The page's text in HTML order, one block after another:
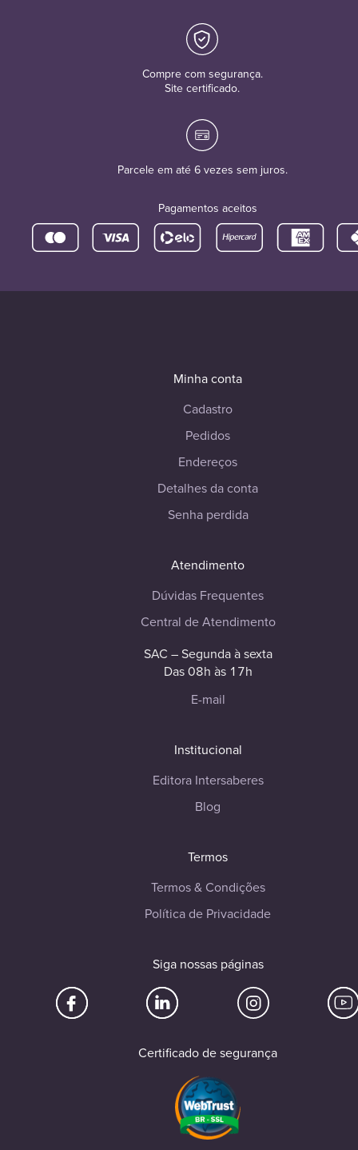
Compre com segurança.
Site certificado.
Parcele em até 6 vezes sem juros.
Pagamentos aceitos
Minha conta
Cadastro
Pedidos
Endereços
Detalhes da conta
Senha perdida
Atendimento
Dúvidas Frequentes
Central de Atendimento
SAC – Segunda à sexta
Das 08h às 17h
E-mail
Institucional
Editora Intersaberes
Blog
Termos
Termos & Condições
Política de Privacidade
Siga nossas páginas
Certificado de segurança